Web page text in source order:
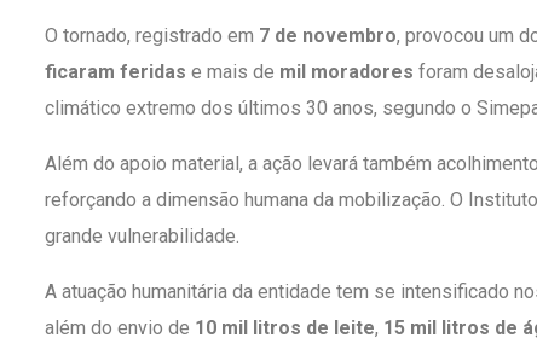
O tornado, registrado em 7 de novembro, provocou um
ficaram feridas e mais de mil moradores foram
climático extremo dos últimos 30 anos, segundo o
Além do apoio material, a ação levará também
reforçando a dimensão humana da mobilização. O
grande vulnerabilidade.
A atuação humanitária da entidade tem se intensificado
além do envio de 10 mil litros de leite, 15 mil litros de